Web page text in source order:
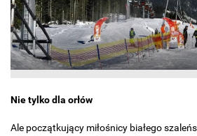
Nie tylko dla orłów
Ale początkujący miłośnicy białego